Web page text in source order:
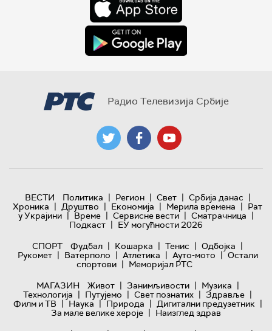
Радио Телевизија Србије
ВЕСТИ Политика | Регион | Свет | Србија данас |
Хроника | Друштво | Економија | Мерила времена | Рат
у Украјини | Време | Сервисне вести | Сматрачница |
Подкаст | ЕУ могућности 2026
СПОРТ
Фудбал | Кошарка | Тенис | Одбојка |
Рукомет | Ватерполо | Атлетика | Ауто-мото | Остали
спортови | Меморијал РТС
МАГАЗИН
Живот | Занимљивости | Музика |
Технологијa | Путујемо | Свет познатих | Здравље |
Филм и ТВ | Наука | Природа | Дигитални предузетник |
За мале велике хероје | Наизглед здрав